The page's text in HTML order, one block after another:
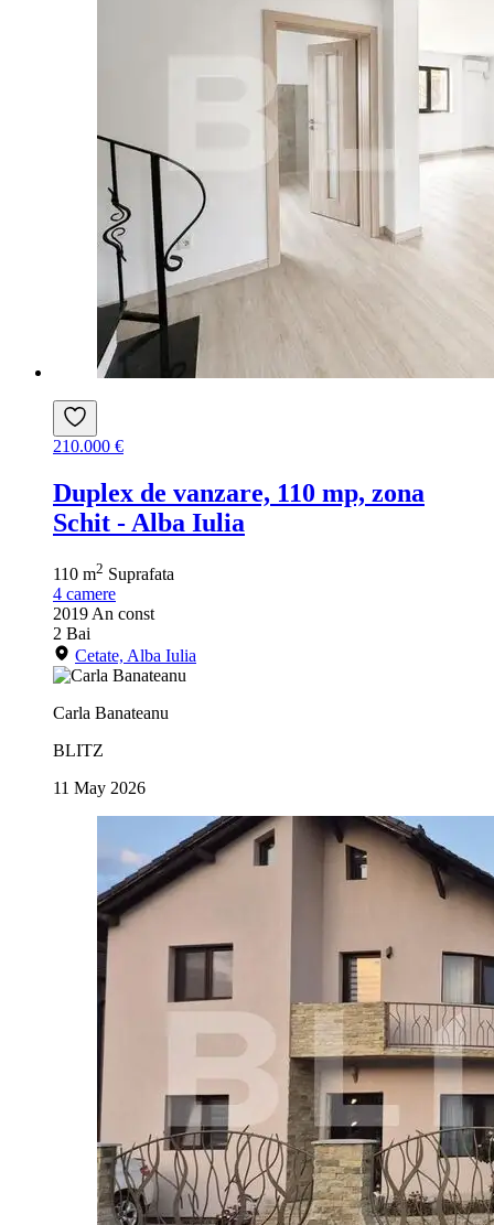
210.000 €
Duplex de vanzare, 110 mp, zona
Schit - Alba Iulia
110 m2 Suprafata
4 camere
2019 An const
2 Bai
Cetate, Alba Iulia
Carla Banateanu
BLITZ
11 May 2026